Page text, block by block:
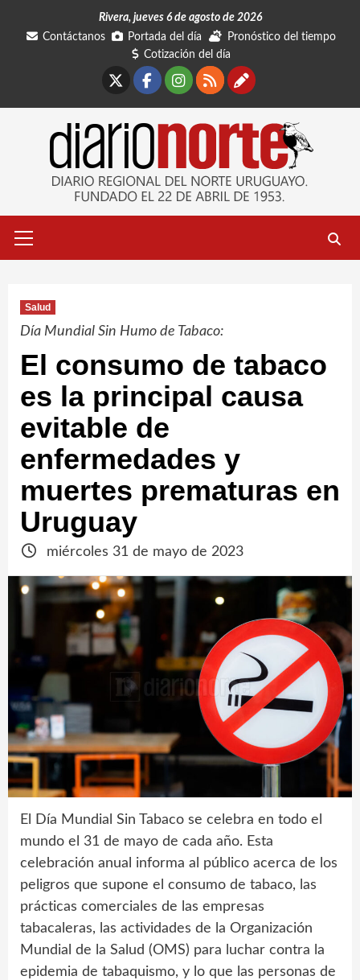
Rivera, jueves 6 de agosto de 2026
Contáctanos
Portada del día
Pronóstico del tiempo
Cotización del día
Facebook
Instagram
RSSContáctanos
primario
Salud
Día Mundial Sin Humo de Tabaco:
El consumo de tabaco
es la principal causa
evitable de
enfermedades y
muertes prematuras en
Uruguay
miércoles 31 de mayo de 2023
El Día Mundial Sin Tabaco se celebra en todo el
mundo el 31 de mayo de cada año. Esta
celebración anual informa al público acerca de los
peligros que supone el consumo de tabaco, las
prácticas comerciales de las empresas
tabacaleras, las actividades de la Organización
Mundial de la Salud (OMS) para luchar contra la
epidemia de tabaquismo, y lo que las personas de